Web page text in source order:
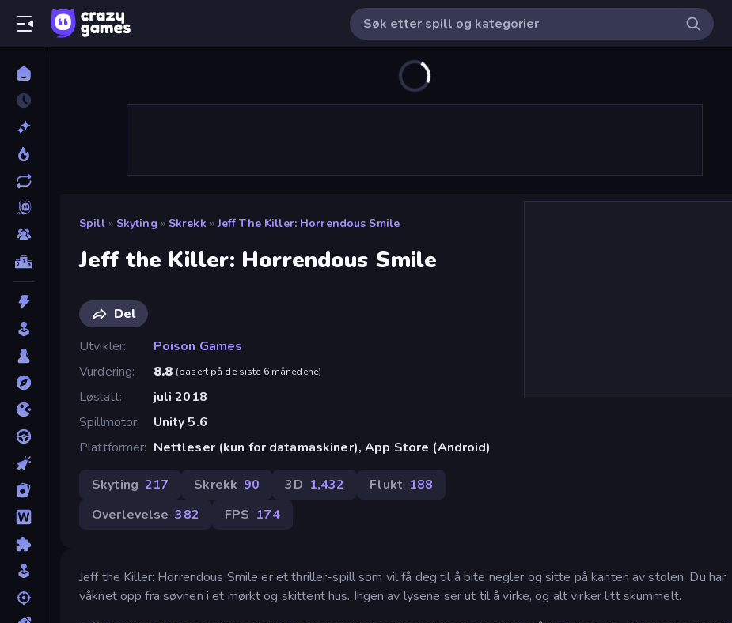
Spill » Skyting » Skrekk » Jeff The Killer: Horrendous Smile
Jeff the Killer: Horrendous Smile
Del
Utvikler
Poison Games
Vurdering
8.8 (basert på de siste 6 månedene)
Løslatt
juli 2018
Spillmotor
Unity 5.6
Plattformer Nettleser (kun for datamaskiner), App Store (Android)
Skyting 217 Skrekk 90 3D 1,432 Flukt 188
Overlevelse 382 FPS 174
Jeff the Killer: Horrendous Smile er et thriller-spill som vil få deg til å bite negler og sitte på kanten av stolen. Du har
våknet opp fra søvnen i et mørkt og skittent hus. Ingen av lysene ser ut til å virke, og alt virker litt skummelt.